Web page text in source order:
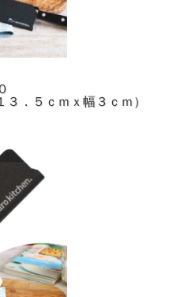
３．５ｃｍｘ幅３ｃｍ）